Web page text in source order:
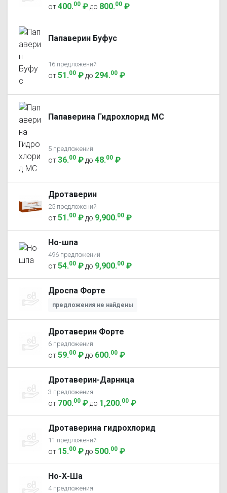
от400.00 ₽ до 800.00 ₽
Папаверин Буфус
16 предложений
от51.00 ₽ до 294.00 ₽
Папаверина Гидрохлорид МС
5 предложений
от36.00 ₽ до 48.00 ₽
Дротаверин
25 предложений
от51.00 ₽ до 9,900.00 ₽
Но-шпа
496 предложений
от54.00 ₽ до 9,900.00 ₽
Дроспа Форте
предложения не найдены
Дротаверин Форте
6 предложений
от59.00 ₽ до 600.00 ₽
Дротаверин-Дарница
3 предложения
от 700.00 ₽ до 1,200.00 ₽
Дротаверина гидрохлорид
11 предложений
от 15.00 ₽ до 500.00 ₽
Но-Х-Ша
4 предложения